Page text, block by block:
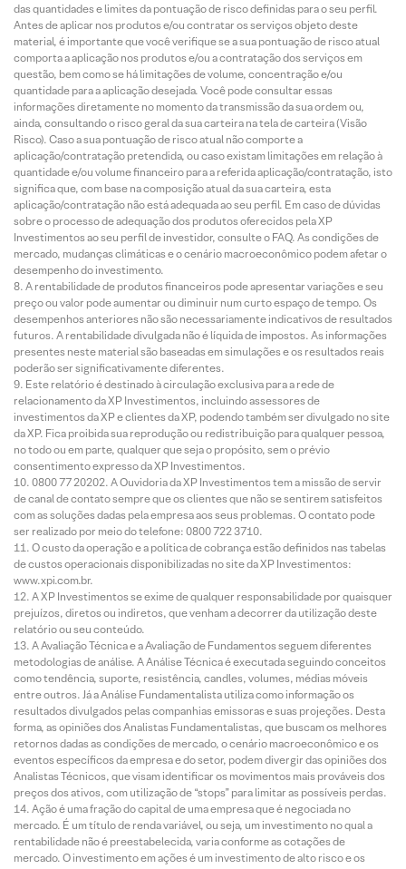
das quantidades e limites da pontuação de risco definidas para o seu perfil.
Antes de aplicar nos produtos e/ou contratar os serviços objeto deste
material, é importante que você verifique se a sua pontuação de risco atual
comporta a aplicação nos produtos e/ou a contratação dos serviços em
questão, bem como se há limitações de volume, concentração e/ou
quantidade para a aplicação desejada. Você pode consultar essas
informações diretamente no momento da transmissão da sua ordem ou,
ainda, consultando o risco geral da sua carteira na tela de carteira (Visão
Risco). Caso a sua pontuação de risco atual não comporte a
aplicação/contratação pretendida, ou caso existam limitações em relação à
quantidade e/ou volume financeiro para a referida aplicação/contratação, isto
significa que, com base na composição atual da sua carteira, esta
aplicação/contratação não está adequada ao seu perfil. Em caso de dúvidas
sobre o processo de adequação dos produtos oferecidos pela XP
Investimentos ao seu perfil de investidor, consulte o FAQ. As condições de
mercado, mudanças climáticas e o cenário macroeconômico podem afetar o
desempenho do investimento.
A rentabilidade de produtos financeiros pode apresentar variações e seu
preço ou valor pode aumentar ou diminuir num curto espaço de tempo. Os
desempenhos anteriores não são necessariamente indicativos de resultados
futuros. A rentabilidade divulgada não é líquida de impostos. As informações
presentes neste material são baseadas em simulações e os resultados reais
poderão ser significativamente diferentes.
Este relatório é destinado à circulação exclusiva para a rede de
relacionamento da XP Investimentos, incluindo assessores de
investimentos da XP e clientes da XP, podendo também ser divulgado no site
da XP. Fica proibida sua reprodução ou redistribuição para qualquer pessoa,
no todo ou em parte, qualquer que seja o propósito, sem o prévio
consentimento expresso da XP Investimentos.
0800 77 20202. A Ouvidoria da XP Investimentos tem a missão de servir
de canal de contato sempre que os clientes que não se sentirem satisfeitos
com as soluções dadas pela empresa aos seus problemas. O contato pode
ser realizado por meio do telefone: 0800 722 3710.
O custo da operação e a política de cobrança estão definidos nas tabelas
de custos operacionais disponibilizadas no site da XP Investimentos:
www.xpi.com.br.
A XP Investimentos se exime de qualquer responsabilidade por quaisquer
prejuízos, diretos ou indiretos, que venham a decorrer da utilização deste
relatório ou seu conteúdo.
A Avaliação Técnica e a Avaliação de Fundamentos seguem diferentes
metodologias de análise. A Análise Técnica é executada seguindo conceitos
como tendência, suporte, resistência, candles, volumes, médias móveis
entre outros. Já a Análise Fundamentalista utiliza como informação os
resultados divulgados pelas companhias emissoras e suas projeções. Desta
forma, as opiniões dos Analistas Fundamentalistas, que buscam os melhores
retornos dadas as condições de mercado, o cenário macroeconômico e os
eventos específicos da empresa e do setor, podem divergir das opiniões dos
Analistas Técnicos, que visam identificar os movimentos mais prováveis dos
preços dos ativos, com utilização de “stops” para limitar as possíveis perdas.
Ação é uma fração do capital de uma empresa que é negociada no
mercado. É um título de renda variável, ou seja, um investimento no qual a
rentabilidade não é preestabelecida, varia conforme as cotações de
mercado. O investimento em ações é um investimento de alto risco e os